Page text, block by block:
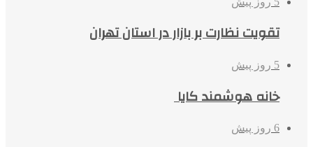
تقویت نظارت بر بازار در استان تهران
5 روز پیش
خانه هوشمند کایا
6 روز پیش